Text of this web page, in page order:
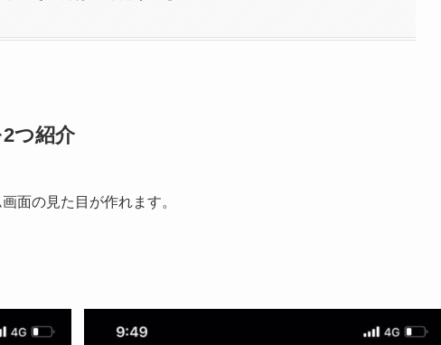
つ紹介
面の見た目が作れます。